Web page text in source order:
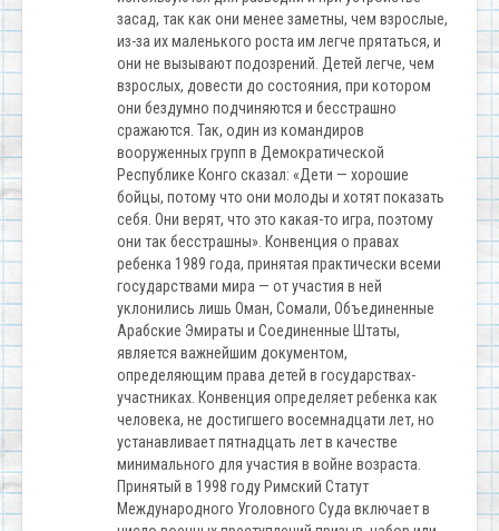
засад, так как они менее заметны, чем взрослые,
из-за их маленького роста им легче прятаться, и
они не вызывают подозрений. Детей легче, чем
взрослых, довести до состояния, при котором
они бездумно подчиняются и бесстрашно
сражаются. Так, один из командиров
вооруженных групп в Демократической
Республике Конго сказал: «Дети — хорошие
бойцы, потому что они молоды и хотят показать
себя. Они верят, что это какая-то игра, поэтому
они так бесстрашны». Конвенция о правах
ребенка 1989 года, принятая практически всеми
государствами мира — от участия в ней
уклонились лишь Оман, Сомали, Объединенные
Арабские Эмираты и Соединенные Штаты,
является важнейшим документом,
определяющим права детей в государствах-
участниках. Конвенция определяет ребенка как
человека, не достигшего восемнадцати лет, но
устанавливает пятнадцать лет в качестве
минимального для участия в войне возраста.
Принятый в 1998 году Римский Статут
Международного Уголовного Суда включает в